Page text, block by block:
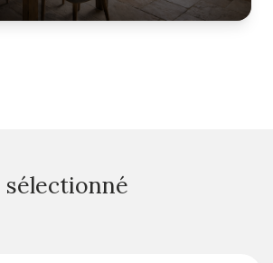
sélectionné